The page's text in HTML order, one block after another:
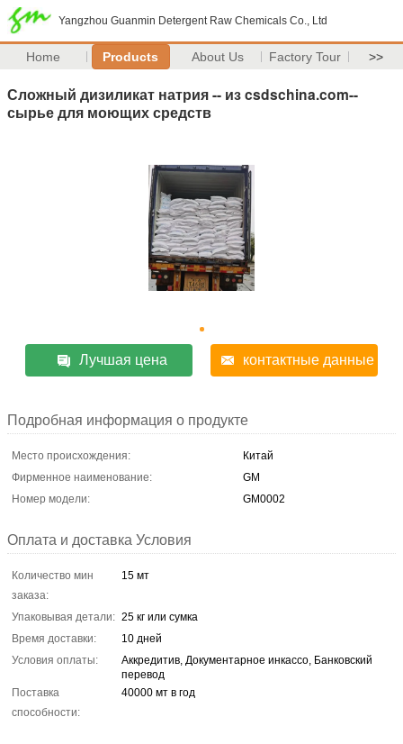
Yangzhou Guanmin Detergent Raw Chemicals Co., Ltd
Home Products About Us Factory Tour >>
Сложный дизиликат натрия -- из csdschina.com--
сырье для моющих средств
Лучшая цена контактные данные
Подробная информация о продукте
Место происхождения:
Китай
Фирменное наименование:
GM
Номер модели:
GM0002
Оплата и доставка Условия
Количество мин
заказа:
15 мт
Упаковывая детали: 25 кг или сумка
Время доставки:
10 дней
Условия оплаты:
Аккредитив, Документарное инкассо, Банковский
перевод
Поставка
способности:
40000 мт в год